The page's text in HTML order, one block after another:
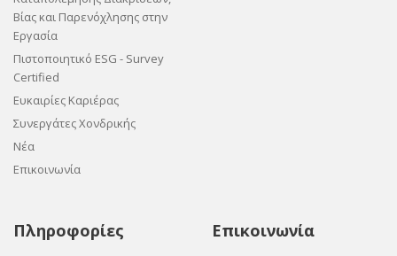
Βίας και Παρενόχλησης στην
Εργασία
Πιστοποιητικό ESG - Survey
Certified
Ευκαιρίες Καριέρας
Συνεργάτες Χονδρικής
Νέα
Επικοινωνία
Πληροφορίες Επικοινωνία